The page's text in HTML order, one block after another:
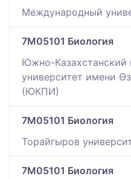
Международный
7M05101 Биология
Южно-Казахстанский
университет имени
(ЮКПИ)
7M05101 Биология
Торайгыров
7M05101 Биология